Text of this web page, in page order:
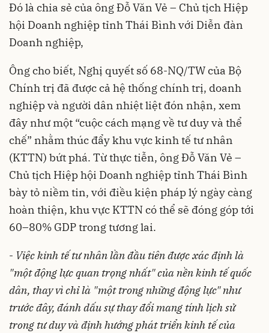
Đó là chia sẻ của ông Đỗ Văn Vẻ – Chủ tịch Hiệp
hội Doanh nghiệp tỉnh Thái Bình với Diễn đàn
Doanh nghiệp,
Ông cho biết, Nghị quyết số 68-NQ/TW của Bộ
Chính trị đã được cả hệ thống chính trị, doanh
nghiệp và người dân nhiệt liệt đón nhận, xem
đây như một “cuộc cách mạng về tư duy và thể
chế” nhằm thúc đẩy khu vực kinh tế tư nhân
(KTTN) bứt phá. Từ thực tiễn, ông Đỗ Văn Vẻ –
Chủ tịch Hiệp hội Doanh nghiệp tỉnh Thái Bình
bày tỏ niềm tin, với điều kiện pháp lý ngày càng
hoàn thiện, khu vực KTTN có thể sẽ đóng góp tới
60–80% GDP trong tương lai.
- Việc kinh tế tư nhân lần đầu tiên được xác định là
"một động lực quan trọng nhất" của nền kinh tế quốc
dân, thay vì chỉ là "một trong những động lực" như
trước đây, đánh dấu sự thay đổi mang tính lịch sử
trong tư duy và định hướng phát triển kinh tế của